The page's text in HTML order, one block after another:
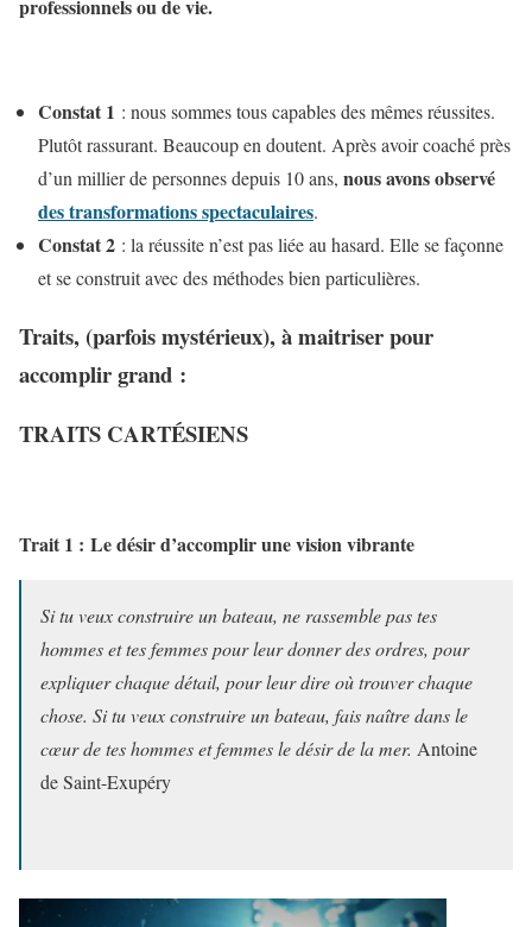
professionnels ou de vie.
Constat 1 : nous sommes tous capables des mêmes réussites.
Plutôt rassurant. Beaucoup en doutent. Après avoir coaché près
d’un millier de personnes depuis 10 ans, nous avons observé
des transformations spectaculaires.
Constat 2 : la réussite n’est pas liée au hasard. Elle se façonne
et se construit avec des méthodes bien particulières.
Traits, (parfois mystérieux), à maitriser pour
accomplir grand :
TRAITS CARTÉSIENS
Trait 1 : Le désir d’accomplir une vision vibrante
Si tu veux construire un bateau, ne rassemble pas tes
hommes et tes femmes pour leur donner des ordres, pour
expliquer chaque détail, pour leur dire où trouver chaque
chose. Si tu veux construire un bateau, fais naître dans le
cœur de tes hommes et femmes le désir de la mer. Antoine
de Saint-Exupéry